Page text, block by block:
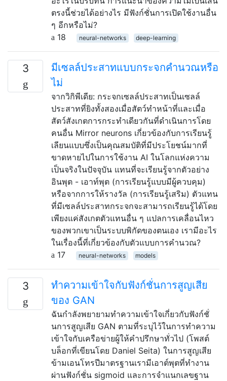
ตรงนี้ช่วยได้อย่างไร มีฟังก์ชั่นการเปิดใช้งานอื่น
ๆ อีกหรือไม่?
18
neural-networks deep-learning
3
มีเซลล์ประสาทแบบกระจกคำนวณหรือ
ไม่
จากวิกิพีเดีย: กระจกเซลล์ประสาทเป็นเซลล์
ประสาทที่ยิงทั้งสองเมื่อสัตว์ทำหน้าที่และเมื่อ
สัตว์สังเกตการกระทำเดียวกันที่ดำเนินการโดย
คนอื่น Mirror neurons เกี่ยวข้องกับการเรียนรู้
เลียนแบบซึ่งเป็นคุณสมบัติที่มีประโยชน์มากที่
ขาดหายไปในการใช้งาน AI ในโลกแห่งความ
เป็นจริงในปัจจุบัน แทนที่จะเรียนรู้จากตัวอย่าง
อินพุต - เอาท์พุต (การเรียนรู้แบบมีผู้ควบคุม)
หรือจากการให้รางวัล (การเรียนรู้เสริม) ตัวแทน
ที่มีเซลล์ประสาทกระจกจะสามารถเรียนรู้ได้โดย
เพียงแค่สังเกตตัวแทนอื่น ๆ แปลการเคลื่อนไหว
ของพวกเขาเป็นระบบพิกัดของตนเอง เรามีอะไร
ในเรื่องนี้ที่เกี่ยวข้องกับตัวแบบการคำนวณ?
17
neural-networks models
3
ทำความเข้าใจกับฟังก์ชั่นการสูญเสีย
ของ GAN
ฉันกำลังพยายามทำความเข้าใจเกี่ยวกับฟังก์ชั่
นการสูญเสีย GAN ตามที่ระบุไว้ในการทำความ
เข้าใจกับเครือข่ายผู้ให้คำปรึกษาทั่วไป (โพสต์
บล็อกที่เขียนโดย Daniel Seita) ในการสูญเสีย
ข้ามเอนโทรปีมาตรฐานเรามีเอาต์พุตที่ทำงาน
ผ่านฟังก์ชั่น sigmoid และการจำแนกเลขฐาน